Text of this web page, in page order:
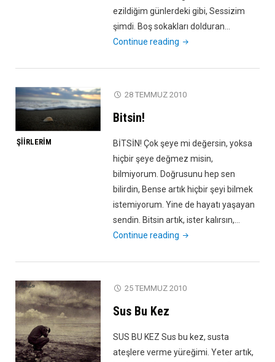
ezildiğim günlerdeki gibi, Sessizim
şimdi. Boş sokakları dolduran…
Continue reading "Dardayım
ŞIIRLERIM
28 TEMMUZ 2010
Bitsin!
BİTSİN! Çok şeye mi değersin, yoksa
hiçbir şeye değmez misin,
bilmiyorum. Doğrusunu hep sen
bilirdin, Bense artık hiçbir şeyi bilmek
istemiyorum. Yine de hayatı yaşayan
sendin. Bitsin artık, ister kalırsın,…
Continue reading "Bitsin!"
25 TEMMUZ 2010
Sus Bu Kez
SUS BU KEZ Sus bu kez, susta
ateşlere verme yüreğimi. Yeter artık,